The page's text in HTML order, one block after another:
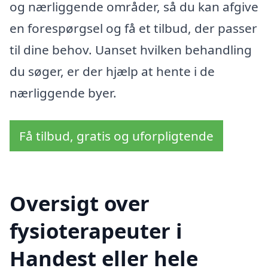
og nærliggende områder, så du kan afgive
en forespørgsel og få et tilbud, der passer
til dine behov. Uanset hvilken behandling
du søger, er der hjælp at hente i de
nærliggende byer.
Få tilbud, gratis og uforpligtende
Oversigt over
fysioterapeuter i
Handest eller hele